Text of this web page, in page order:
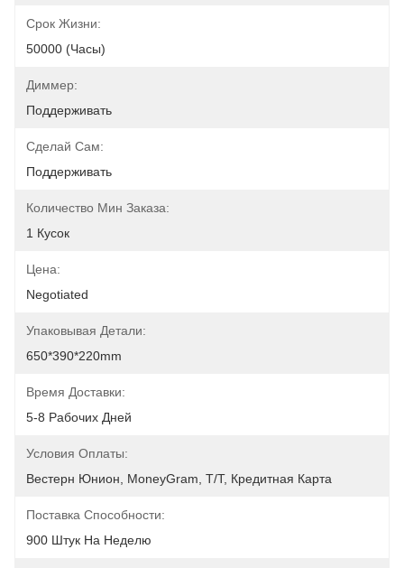
Срок Жизни:
50000 (часы)
Диммер:
Поддерживать
Сделай Сам:
Поддерживать
Количество Мин Заказа:
1 Кусок
Цена:
Negotiated
Упаковывая Детали:
650*390*220mm
Время Доставки:
5-8 Рабочих Дней
Условия Оплаты:
Вестерн Юнион, MoneyGram, T/T, Кредитная Карта
Поставка Способности:
900 Штук На Неделю